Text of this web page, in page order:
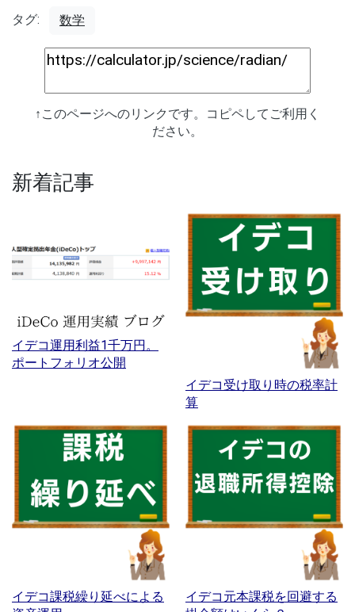
タグ: 数学
↑このページへのリンクです。コピペしてご利用く
ださい。
新着記事
イデコ運用利益1千万円。
ポートフォリオ公開
イデコ受け取り時の税率計
算
イデコ課税繰り延べによる
イデコ元本課税を回避する